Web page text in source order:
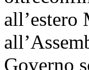
all’estero
Governo